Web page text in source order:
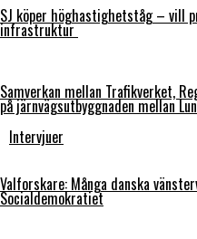
SJ köper höghastighetståg – vill
infrastruktur
Samverkan mellan Trafikverket,
på järnvägsutbyggnaden mellan
Intervjuer
Valforskare: Många danska
Socialdemokratiet